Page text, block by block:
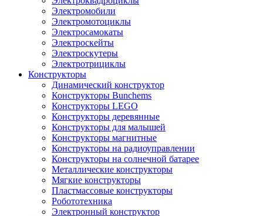
Электромобили
Электромотоциклы
Электросамокаты
Электроскейты
Электроскутеры
Электротрициклы
Конструкторы
Динамический конструктор
Конструкторы Bunchems
Конструкторы LEGO
Конструкторы деревянные
Конструкторы для малышей
Конструкторы магнитные
Конструкторы на радиоуправлении
Конструкторы на солнечной батарее
Металлические конструкторы
Мягкие конструкторы
Пластмассовые конструкторы
Робототехника
Электронный конструктор